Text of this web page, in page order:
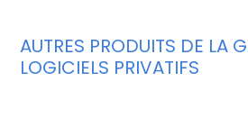
AUTRES PRODUITS DE LA
LOGICIELS PRIVATIFS